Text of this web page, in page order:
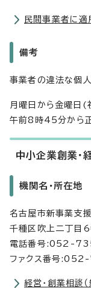
民間事業者に
備考
事業者の違法な個
月曜日から金曜日(
午前8時45分から
中小企業創業・
機関名・所在地
名古屋市新事業支
千種区吹上二丁目
電話番号:052-
ファクス番号
経営・創業相談